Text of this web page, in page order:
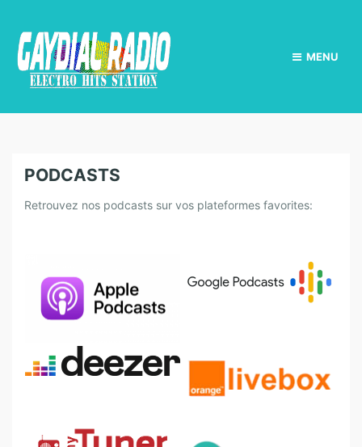
MENU
PODCASTS
Retrouvez nos podcasts sur vos plateformes favorites: